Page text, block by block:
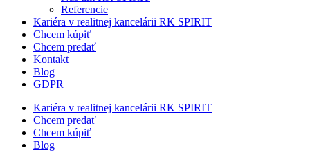
Referencie
Kariéra v realitnej kancelárii RK SPIRIT
Chcem kúpiť
Chcem predať
Kontakt
Blog
GDPR
Kariéra v realitnej kancelárii RK SPIRIT
Chcem predať
Chcem kúpiť
Blog